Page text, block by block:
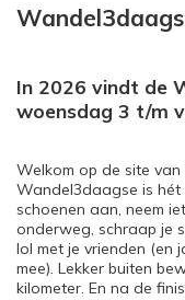
In 2026 vindt de
woensdag 3 t/m
Welkom op de site
Wandel3daagse is
schoenen aan, neem
onderweg, schraap je
lol met je vrienden (en
mee). Lekker buiten
kilometer. En na de